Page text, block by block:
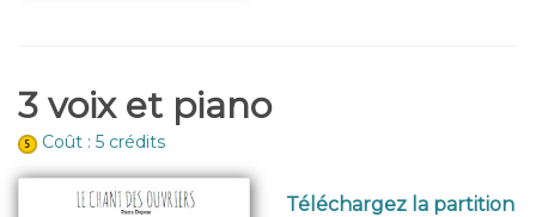
3 voix et piano
Coût : 5 crédits
Téléchargez la partition